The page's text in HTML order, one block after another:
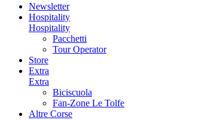
Newsletter
Hospitality
Hospitality
Pacchetti
Tour Operator
Store
Extra
Extra
Biciscuola
Fan-Zone Le Tolfe
Altre Corse